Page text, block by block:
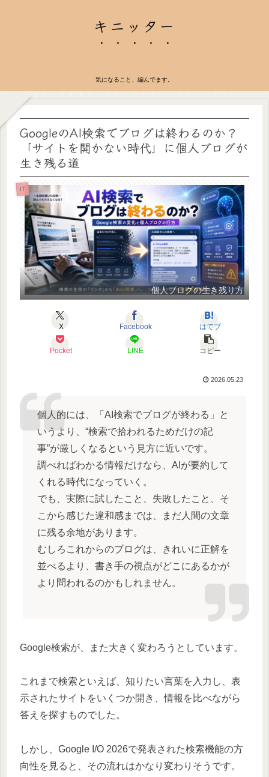
キニッター
気になること、編んでます。
GoogleのAI検索でブログは終わるのか？
「サイトを開かない時代」に個人ブログが
生き残る道
IT
個人ブログの生き残り方
X Facebook はてブ
Pocket LINE コピー
2026.05.23
個人的には、「AI検索でブログが終わる」と
いうより、“検索で拾われるためだけの記
事”が厳しくなるという見方に近いです。
調べればわかる情報だけなら、AIが要約して
くれる時代になっていく。
でも、実際に試したこと、失敗したこと、そ
こから感じた違和感までは、まだ人間の文章
に残る余地があります。
むしろこれからのブログは、きれいに正解を
並べるより、書き手の視点がどこにあるかが
より問われるのかもしれません。
Google検索が、また大きく変わろうとしています。
これまで検索といえば、知りたい言葉を入力し、表
示されたサイトをいくつか開き、情報を比べながら
答えを探すものでした。
しかし、Google I/O 2026で発表された検索機能の方
向性を見ると、その流れはかなり変わりそうです。